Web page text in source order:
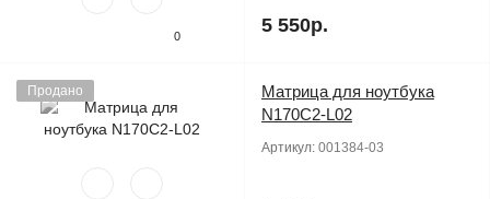
0 5 550р.
Продано
Матрица для ноутбука
N170C2-L02
Артикул: 001384-03